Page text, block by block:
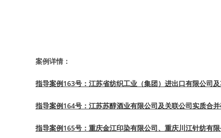
案例详情：
指导案例163号：江苏省纺织工业（集团）进出口有限公司
指导案例164号：江苏苏醇酒业有限公司及关联公司实质合
指导案例165号：重庆金江印染有限公司、重庆川江针纺有